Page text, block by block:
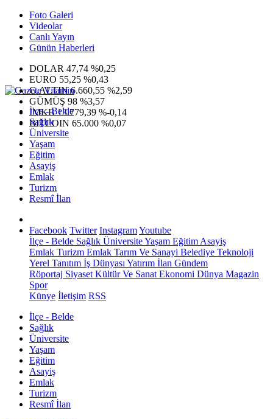
Foto Galeri
Videolar
Canlı Yayın
Günün Haberleri
DOLAR 47,74 %0,25
EURO 55,25 %0,43
G.ALTIN6.660,55 %2,59
GÜMÜŞ 98 %3,57
IMKB13.779,39 %-0,14
BITCOIN 65.000 %0,07
İlçe - Belde
Sağlık
Üniversite
Yaşam
Eğitim
Asayiş
Emlak
Turizm
Resmî İlan
Facebook Twitter InstagramYoutube
İlçe - Belde Sağlık ÜniversiteYaşam Eğitim Asayiş
Emlak Turizm Emlak Tarım Ve Sanayi Belediye Teknoloji
Yerel Tanıtım İş Dünyası Yatırım İlan Gündem
Röportaj Siyaset Kültür Ve Sanat Ekonomi Dünya Magazin
Spor
Künye İletişim RSS
İlçe - Belde
Sağlık
Üniversite
Yaşam
Eğitim
Asayiş
Emlak
Turizm
Resmî İlan